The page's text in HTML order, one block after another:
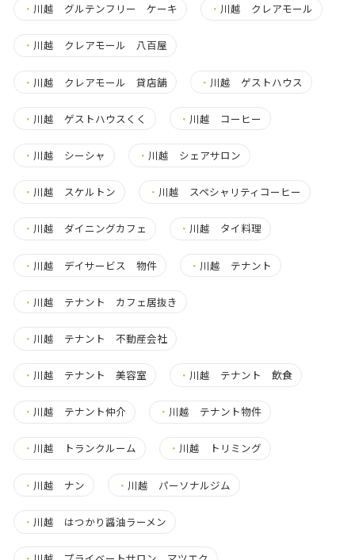
・ 川越 グルテンフリー ケーキ ・ 川越 クレアモール
・ 川越 クレアモール 八百屋
・ 川越 クレアモール 貸店舗 ・ 川越 ゲストハウス
・ 川越 ゲストハウスくく ・ 川越 コーヒー
・ 川越 シーシャ ・ 川越 シェアサロン
・ 川越 スケルトン ・ 川越 スペシャリティコーヒー
・ 川越 ダイニングカフェ ・ 川越 タイ料理
・ 川越 デイサービス 物件 ・ 川越 テナント
・ 川越 テナント カフェ居抜き
・ 川越 テナント 不動産会社
・ 川越 テナント 美容室 ・ 川越 テナント 飲食
・ 川越 テナント仲介 ・ 川越 テナント物件
・ 川越 トランクルーム ・ 川越 トリミング
・ 川越 ナン ・ 川越 パーソナルジム
・ 川越 はつかり醤油ラーメン